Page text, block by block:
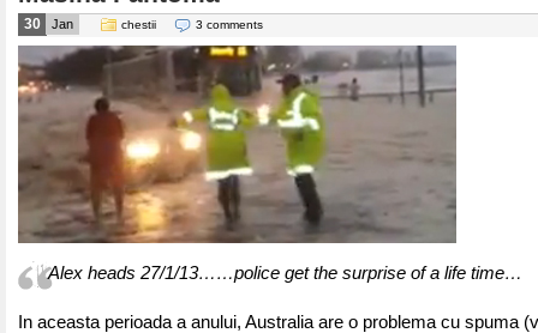
30 Jan chestii 3 comments
Alex heads 27/1/13……police get the surprise of a life time…
In aceasta perioada a anului, Australia are o problema cu spuma